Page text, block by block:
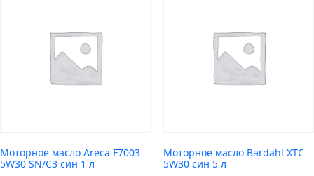
Моторное масло Areca F7003
5W30 SN/C3 син 1 л
Моторное масло Bardahl XTC
5W30 син 5 л